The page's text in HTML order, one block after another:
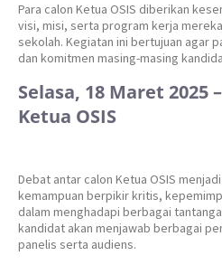
Para calon Ketua OSIS diberikan
visi, misi, serta program kerja
sekolah. Kegiatan ini bertujuan agar
dan komitmen masing-masing
Selasa, 18 Maret 2025
Ketua OSIS
Debat antar calon Ketua OSIS
kemampuan berpikir kritis,
dalam menghadapi berbagai
kandidat akan menjawab berbagai
panelis serta audiens.